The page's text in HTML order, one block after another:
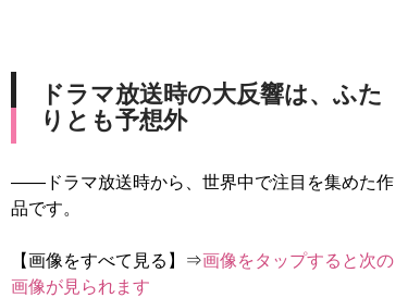
ドラマ放送時の大反響は、ふた
りとも予想外
――ドラマ放送時から、世界中で注目を集めた作
品です。
【画像をすべて見る】⇒画像をタップすると次の
画像が見られます